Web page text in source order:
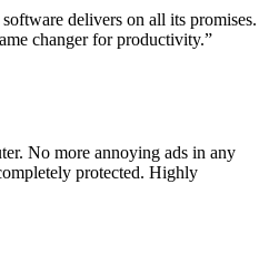
delivers on all its promises.
changer for productivity.”
No more annoying ads in any
protected. Highly